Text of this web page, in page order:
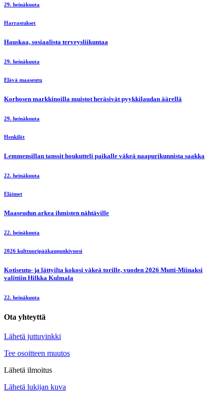
29. heinäkuuta
Harrastukset
Hauskaa, sosiaalista terveysliikuntaa
29. heinäkuuta
Elävä maaseutu
Korhosen markkinoilla muistot heräsivät pyykkilaudan äärellä
29. heinäkuuta
Henkilöt
Lemmensillan tanssit houkutteli paikalle väkeä naapurikunnista saakka
22. heinäkuuta
Eläimet
Maaseudun arkea ihmisten nähtäville
22. heinäkuuta
2026 kulttuuripääkaupunkivuosi
Kotiseutu- ja lättyilta kokosi väkeä torille, vuoden 2026 Mutti-Miinaksi
valittiin Hilkka Kulmala
22. heinäkuuta
Ota yhteyttä
Lähetä juttuvinkki
Tee osoitteen muutos
Lähetä ilmoitus
Lähetä lukijan kuva